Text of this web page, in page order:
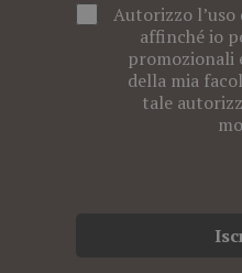
Autorizzo
affinché io
promozionali
della mia
tale